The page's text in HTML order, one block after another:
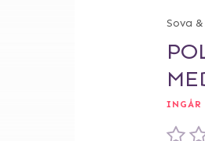
Sova
INGÅR